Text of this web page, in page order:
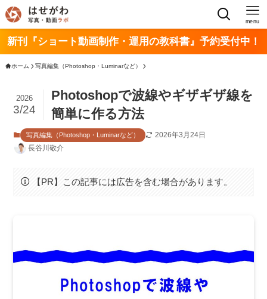
menu
新刊『ショート動画制作・運用の教科書』予約受付中！
ホーム 写真編集（Photoshop・Luminarなど）
Photoshopで波線やギザギザ線を
簡単に作る方法
2026
3/24
写真編集（Photoshop・Luminarなど）
2026年3月24日
長谷川敬介
【PR】この記事には広告を含む場合があります。